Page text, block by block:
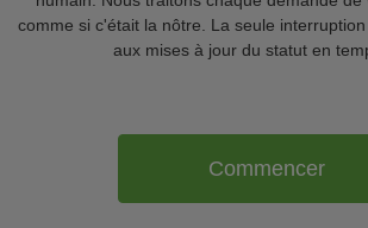
comme si c'était la nôtre. La seule
aux mises à jour du statut en
Commencer